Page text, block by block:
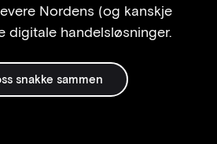
Nordens (og kanskje
digitale handelsløsninger.
snakke sammen